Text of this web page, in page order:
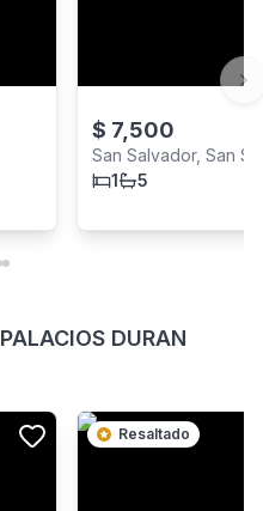
$ 7,500
San Salvador, San
1
5
PALACIOS DURAN
Resaltado